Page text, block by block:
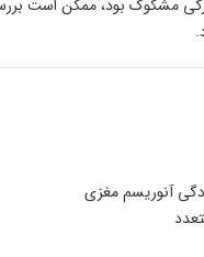
مشکوک بود، ممکن است
آنوریسم مغزی